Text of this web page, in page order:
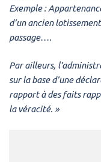
Exemple :
d’un ancien
passage….
Par ailleurs,
sur la base d’une
rapport à des faits
la véracité. »